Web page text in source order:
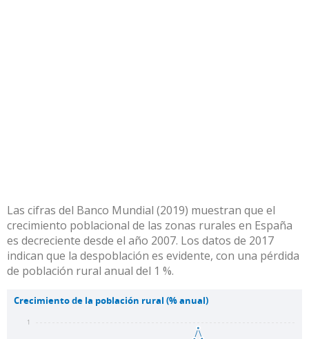
Las cifras del Banco Mundial (2019) muestran que el
crecimiento poblacional de las zonas rurales en España
es decreciente desde el año 2007. Los datos de 2017
indican que la despoblación es evidente, con una pérdida
de población rural anual del 1 %.